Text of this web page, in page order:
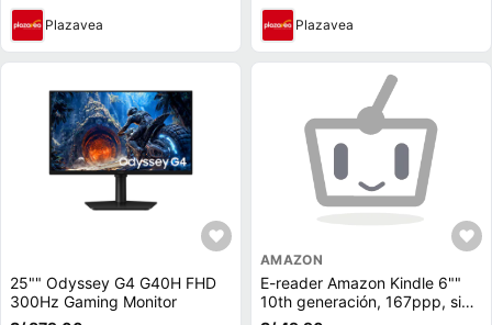
Plazavea Plazavea
25"" Odyssey G4 G40H FHD
300Hz Gaming Monitor
AMAZON
E-reader Amazon Kindle 6""
10th generación, 167ppp, sin
reflejos, 8GB, 512MB ram,